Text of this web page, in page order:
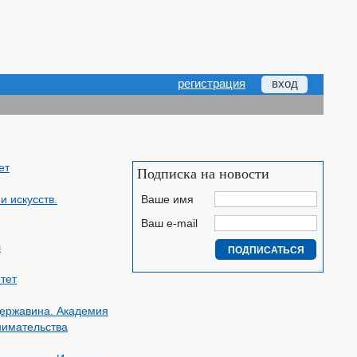
регистрация вход
искусств.
Академия
Подписка на новости
Ваше имя
Ваш e-mail